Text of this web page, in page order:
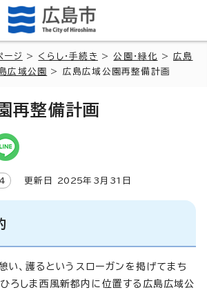
ージ > くらし・手続き >公園・緑化 >広島
広域公園 > 広島広域公園再整備計画
再整備計画
更新日 2025年3月 31 日
い、護るというスローガンを掲げてまち
ろしま西風新都内に位置する広島広域公